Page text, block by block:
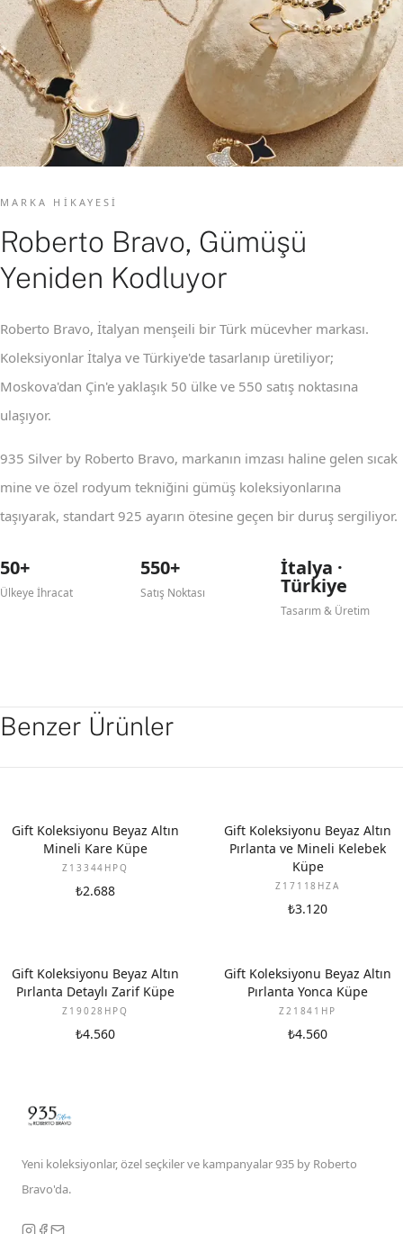
MARKA HIKAYESI
Roberto Bravo, Gümüşü
Yeniden Kodluyor
Roberto Bravo, İtalyan menşeili bir Türk mücevher markası.
Koleksiyonlar İtalya ve Türkiye'de tasarlanıp üretiliyor;
Moskova'dan Çin'e yaklaşık 50 ülke ve 550 satış noktasına
ulaşıyor.
935 Silver by Roberto Bravo, markanın imzası haline gelen sıcak
mine ve özel rodyum tekniğini gümüş koleksiyonlarına
taşıyarak, standart 925 ayarın ötesine geçen bir duruş sergiliyor.
50+
Ülkeye İhracat
550+
Satış Noktası
İtalya ·
Türkiye
Tasarım & Üretim
Benzer Ürünler
YENI
Gift Koleksiyonu Beyaz Altın
Mineli Kare Küpe
Z13344HPQ
₺2.688
YENI
Gift Koleksiyonu Beyaz Altın
Pırlanta ve Mineli Kelebek
Küpe
Z17118HZA
₺3.120
YENI
Gift Koleksiyonu Beyaz Altın
Pırlanta Detaylı Zarif Küpe
Z19028HPQ
₺4.560
YENI
Gift Koleksiyonu Beyaz Altın
Pırlanta Yonca Küpe
Z21841HP
₺4.560
Yeni koleksiyonlar, özel seçkiler ve kampanyalar 935 by Roberto
Bravo'da.